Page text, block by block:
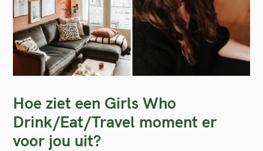
Hoe ziet een Girls Who
Drink/Eat/Travel moment er
voor jou uit?